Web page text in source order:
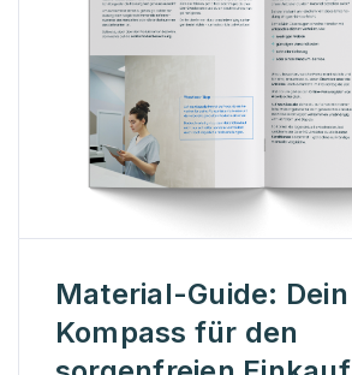
Material-Guide: Dein
Kompass für den